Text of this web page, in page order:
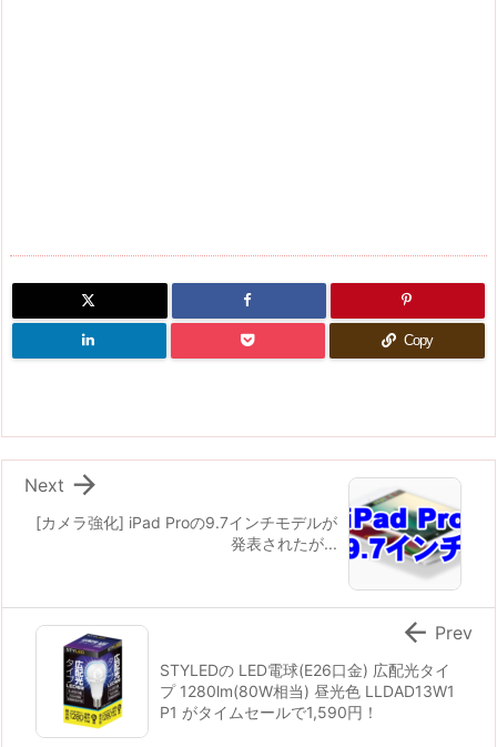
Copy
[カメラ強化] iPad Proの9.7インチモデルが
発表されたが...

Next
STYLEDの LED電球(E26口金) 広配光タイ
プ 1280lm(80W相当) 昼光色 LLDAD13W1
P1 がタイムセールで1,590円！
 Prev